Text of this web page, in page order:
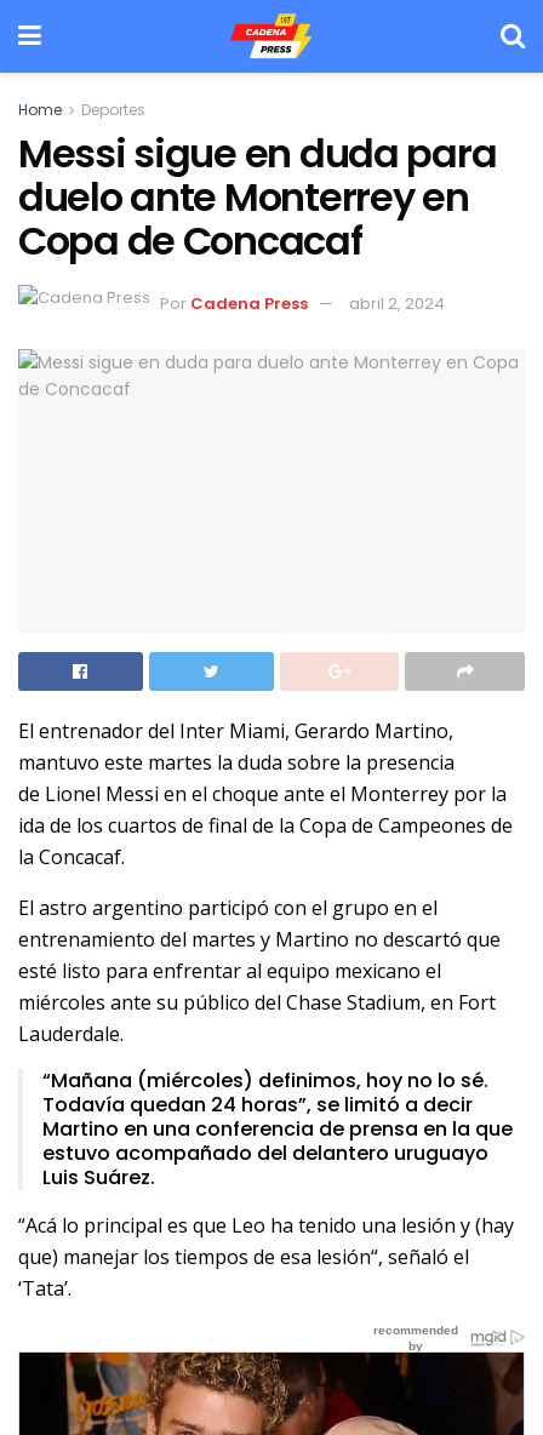
Home Deportes
Messi sigue en duda para
duelo ante Monterrey en
Copa de Concacaf
Por Cadena Press abril 2, 2024
El entrenador del Inter Miami, Gerardo Martino,
mantuvo este martes la duda sobre la presencia
de Lionel Messi en el choque ante el Monterrey por la
ida de los cuartos de final de la Copa de Campeones de
la Concacaf.
El astro argentino participó con el grupo en el
entrenamiento del martes y Martino no descartó que
esté listo para enfrentar al equipo mexicano el
miércoles ante su público del Chase Stadium, en Fort
Lauderdale.
“Mañana (miércoles) definimos, hoy no lo sé.
Todavía quedan 24 horas”, se limitó a decir
Martino en una conferencia de prensa en la que
estuvo acompañado del delantero uruguayo
Luis Suárez.
“Acá lo principal es que Leo ha tenido una lesión y (hay
que) manejar los tiempos de esa lesión“, señaló el
‘Tata’.